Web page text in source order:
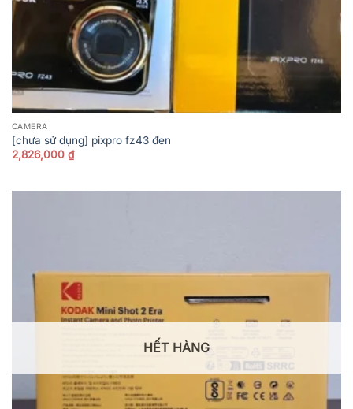
CAMERA
[chưa sử dụng] pixpro fz43 đen
2,826,000 ₫
HẾT HÀNG